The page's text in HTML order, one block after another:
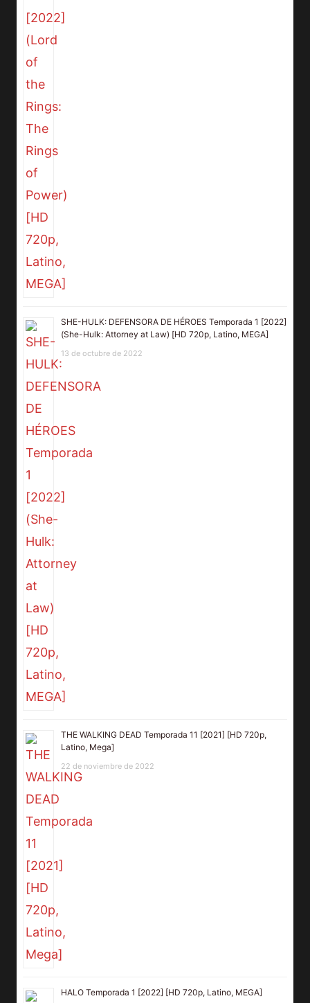
SHE-HULK: DEFENSORA DE HÉROES Temporada 1 [2022]
(She-Hulk: Attorney at Law) [HD 720p, Latino, MEGA]
13 de octubre de 2022
THE WALKING DEAD Temporada 11 [2021] [HD 720p,
Latino, Mega]
22 de noviembre de 2022
HALO Temporada 1 [2022] [HD 720p, Latino, MEGA]